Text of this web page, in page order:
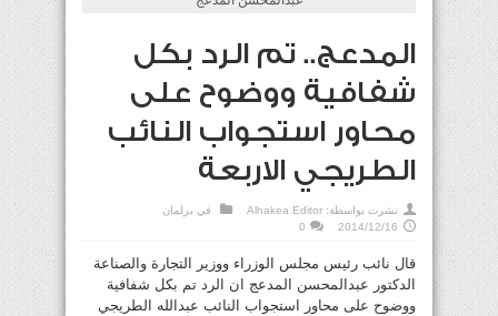
المدعج.. تم الرد بكل
شفافية ووضوح على
محاور استجواب النائب
الطريجي الاربعة
نشرت بواسطة: Alhakea Editor في برلمان
2014/12/16
0
قال نائب رئيس مجلس الوزراء ووزير التجارة والصناعة
الدكتور عبدالمحسن المدعج ان الرد تم بكل شفافية
ووضوح على محاور استجواب النائب عبدالله الطريجي